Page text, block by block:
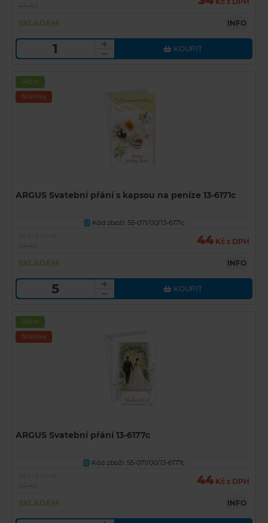
SKLADEM INFO
KOUPIT
Akční
Novinka
ARGUS Svatební přání s kapsou na peníze 13-6171c
U Kód zboží: 55-071/00/13-6171c
44 Kč s DPH
SKLADEM INFO
KOUPIT
Akční
Novinka
ARGUS Svatební přání 13-6177c
U
Kód zboží: 55-071/00/13-6177c
44 Kč s DPH
SKLADEM INFO